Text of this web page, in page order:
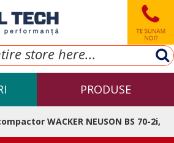
PRODUSE
WACKER NEUSON BS 70-2i,